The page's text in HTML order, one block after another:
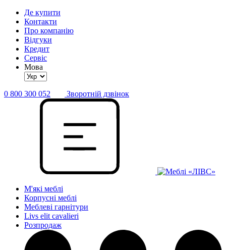
Де купити
Контакти
Про компанію
Відгуки
Кредит
Сервіс
Мова
0 800 300 052 Зворотній дзвінок
М'які меблі
Корпусні меблі
Меблеві гарнітури
Livs elit cavalieri
Розпродаж